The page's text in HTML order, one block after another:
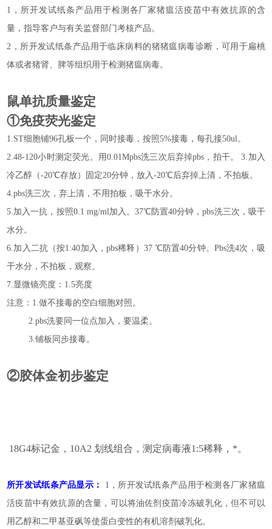
1 ，所开发试纸条产品用于检测各厂家猪瘟活疫苗中有效抗原的含
量，指导客户与有关监督部门考核产品。
2 ，所开发试纸条产品用于临床病料的猪猪瘟病毒诊断，可用于扁桃
体或者猪肾、脾等组织用于检测猪瘟病毒。
鼠单抗质量鉴定
①免疫荧光鉴定
1.ST细胞铺96孔板一个，同时接毒，按照5%接毒，每孔接50ul。
2.48-120小时测定荧光。用0.01Mpbs洗三次后弃掉pbs，拍干。 3.加入
冷乙醇（-20℃存放）固定20分钟，放入-20℃后弃掉上清，不拍板。
4.pbs洗三次，弃上清，不用拍板，吸干水分。
5.加入一抗，按照0.1 mg/ml加入。37℃防置40分钟，pbs洗三次，吸干
水分。
6.加入二抗（按1:40加入，pbs稀释）37 ℃防置40分钟。Pbs洗4次，吸
干水分，不拍板，观察。
7.显微镜亮度：1.5亮度
注意：1.做不接毒的空白细胞对照。
2.pbs洗要同一位点加入，要温柔。
3.铺板同步接毒。
②胶体金初步鉴定
18G4标记金，10A2 划线组合，测定病毒液1:5稀释，*。
所开发试纸条产品显示： 1 ，所开发试纸条产品用于检测各厂家猪瘟
活疫苗中有效抗原的含量，可以将油佐剂疫苗冷冻破乳化，但不可以
用乙醇和二甲基亚砜等使蛋白变性的有机溶剂破乳化。